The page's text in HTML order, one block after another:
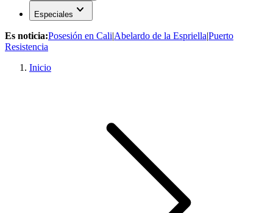
Especiales expand_more
Es noticia:Posesión en Cali|Abelardo de la Espriella|Puerto
Resistencia
Inicio